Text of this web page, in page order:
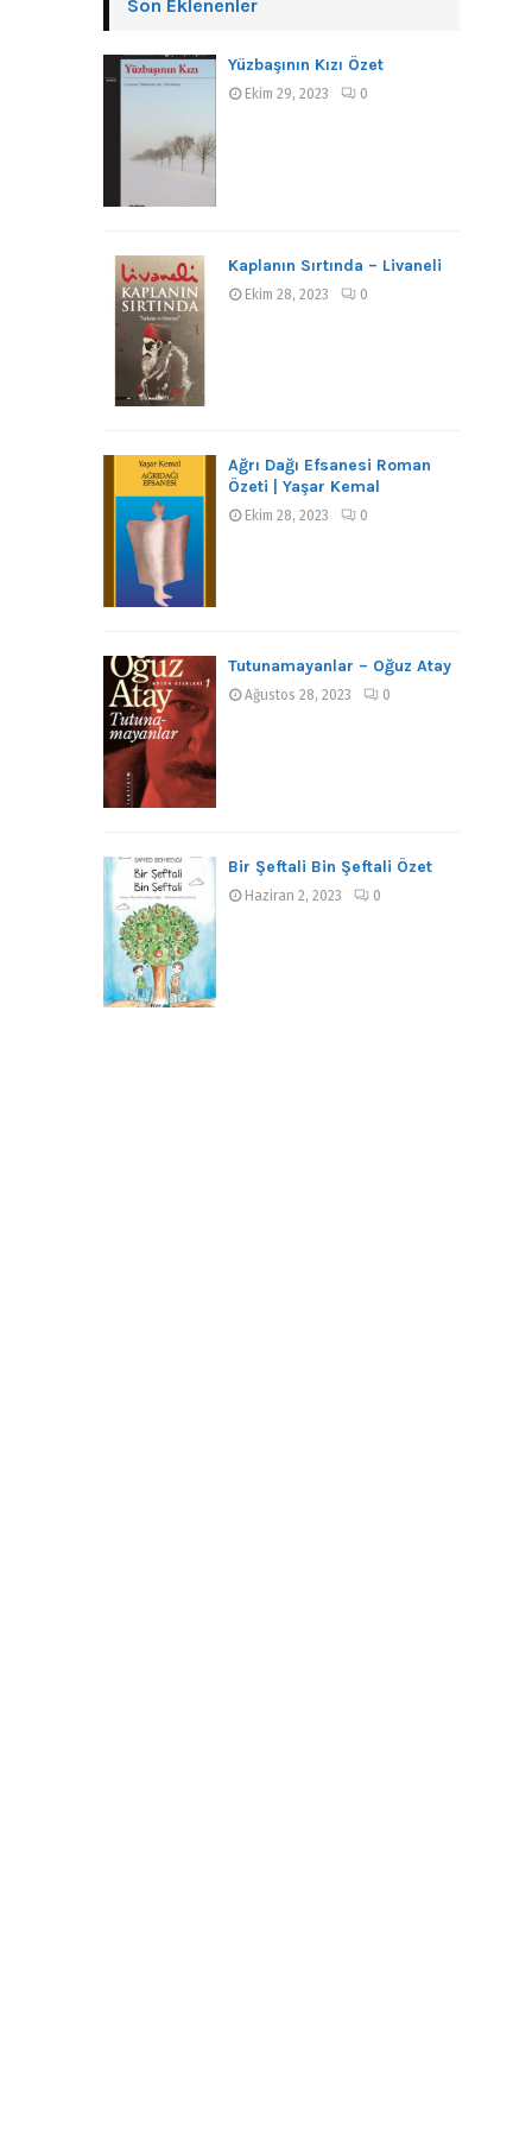
Son Eklenenler
Yüzbaşının Kızı Özet
Ekim 29, 2023 0
Kaplanın Sırtında – Livaneli
Ekim 28, 2023 0
Ağrı Dağı Efsanesi Roman
Özeti | Yaşar Kemal
Ekim 28, 2023 0
Tutunamayanlar – Oğuz Atay
Ağustos 28, 2023 0
Bir Şeftali Bin Şeftali Özet
Haziran 2, 2023 0